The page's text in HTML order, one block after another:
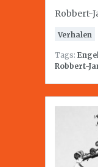
Robbert-
Verhalen
Tags:
Robbert-